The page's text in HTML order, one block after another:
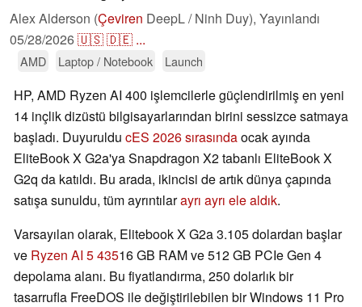
Alex Alderson (Çeviren DeepL / Ninh Duy), Yayınlandı
05/28/2026🇺🇸🇩🇪 ...
AMD Laptop / Notebook Launch
HP, AMD Ryzen AI 400 işlemcilerle güçlendirilmiş en yeni
14 inçlik dizüstü bilgisayarlarından birini sessizce satmaya
başladı. Duyuruldu cES 2026 sırasındaocak ayında
EliteBook X G2a'ya Snapdragon X2 tabanlı EliteBook X
G2q da katıldı. Bu arada, ikincisi de artık dünya çapında
satışa sunuldu, tüm ayrıntılarayrı ayrı ele aldık.
Varsayılan olarak, Elitebook X G2a 3.105 dolardan başlar
ve Ryzen AI 5 43516 GB RAM ve 512 GB PCIe Gen 4
depolama alanı. Bu fiyatlandırma, 250 dolarlık bir
tasarrufla FreeDOS ile değiştirilebilen bir Windows 11 Pro